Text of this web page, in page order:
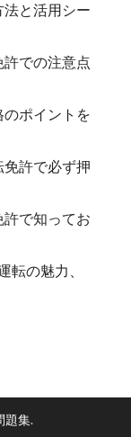
と活用シー
許での注意点
ポイントを
許で必ず押
で知ってお
転の魅力、
題集.